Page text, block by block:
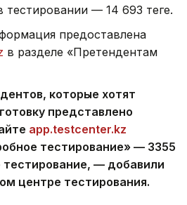
— 14 693 теңге.
предоставлена
в разделе «Претендентам
которые хотят
представлено
app.testcenter.kz
тестирование» — 3355
тестирование, — добавили
центре тестирования.